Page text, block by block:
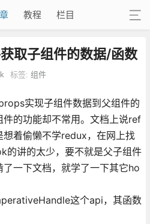
教程 栏目
取子组件的数据/函数
标签: 组件
实现子组件数据到父组件的
的功能却不常用。文档上说ref
着偷懒不学redux，在网上找
的讲的太少，要不就是父子组件
一下文档，就学了一下其它ho
这个api，其函数